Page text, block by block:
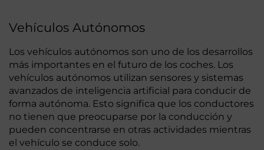
Vehículos Autónomos
Los vehículos autónomos son uno de los desarrollos
más importantes en el futuro de los coches. Los
vehículos autónomos utilizan sensores y sistemas
avanzados de inteligencia artificial para conducir de
forma autónoma. Esto significa que los conductores
no tienen que preocuparse por la conducción y
pueden concentrarse en otras actividades mientras
el vehículo se conduce solo.